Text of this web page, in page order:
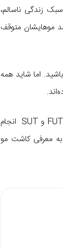
زندگی ناسالم،
موهایشان متوقف
اما شاید همه
از طرفی یکی از درمان‌های قطعی برای ریزش یا کم‌پشتی مو، کاشت مو است. کاشت مو اغلب با روش‌های FUT، FIT و SUT انجام
معرفی کاشت مو